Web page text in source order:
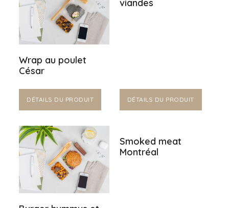
Wrap au poulet
César
DÉTAILS DU PRODUIT
viandes
DÉTAILS DU PRODUIT
Smoked meat
Montréal